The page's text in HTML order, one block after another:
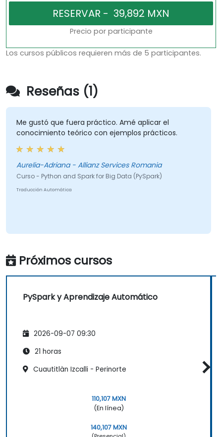
Precio por participante
Los cursos públicos requieren más de 5 participantes.
Reseñas (1)
Me gustó que fuera práctico. Amé aplicar el
conocimiento teórico con ejemplos prácticos.
Aurelia-Adriana - Allianz Services Romania
Curso - Python and Spark for Big Data (PySpark)
Traducción Automática
Próximos cursos
PySpark y Aprendizaje Automático
2026-09-07 09:30
21 horas
Cuautitlàn Izcalli - Perinorte
110,107 MXN
(En línea)
140,107 MXN